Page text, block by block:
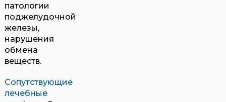
патологии
поджелудочной
железы,
нарушения
обмена
веществ.
Сопутствующие
лечебные